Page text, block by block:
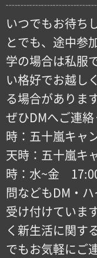
┈┈┈┈┈┈┈┈┈
いつでもお待ち
とでも、途中参
学の場合は私服
い格好でお越し
る場合がありま
ぜひDMへご連
時：五十嵐キャ
天時：五十嵐キ
時：水~金
問などもDM・
受け付けていま
く新生活に関す
でもお気軽にご